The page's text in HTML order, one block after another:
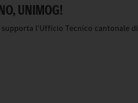
UNIMOG!
supporta l'Ufficio Tecnico cantonale di